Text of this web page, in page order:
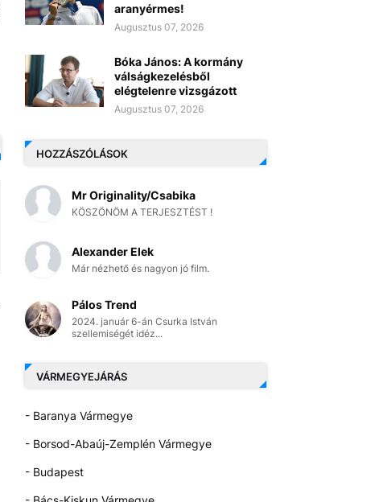
aranyérmes!
Augusztus 07, 2026
Bóka János: A kormány
válságkezelésből
elégtelenre vizsgázott
Augusztus 07, 2026
HOZZÁSZÓLÁSOK
Mr Originality/Csabika
KÖSZÖNÖM A TERJESZTÉST !
Alexander Elek
Már nézhető és nagyon jó film.
Pálos Trend
2024. január 6-án Csurka István
szellemiségét idéz...
VÁRMEGYEJÁRÁS
- Baranya Vármegye
- Borsod-Abaúj-Zemplén Vármegye
- Budapest